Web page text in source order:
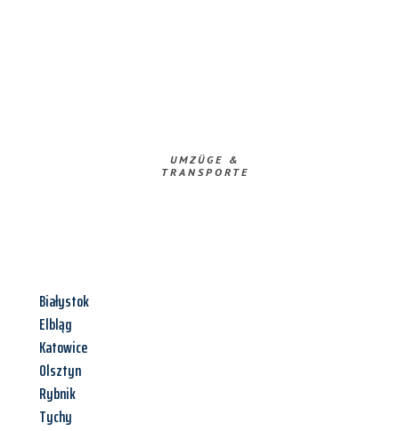
UMZÜGE &
TRANSPORTE
Białystok
Elbląg
Katowice
Olsztyn
Rybnik
Tychy